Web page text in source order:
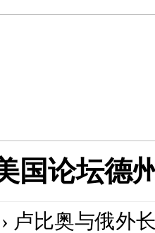
国论坛德
› 卢比奥与俄外